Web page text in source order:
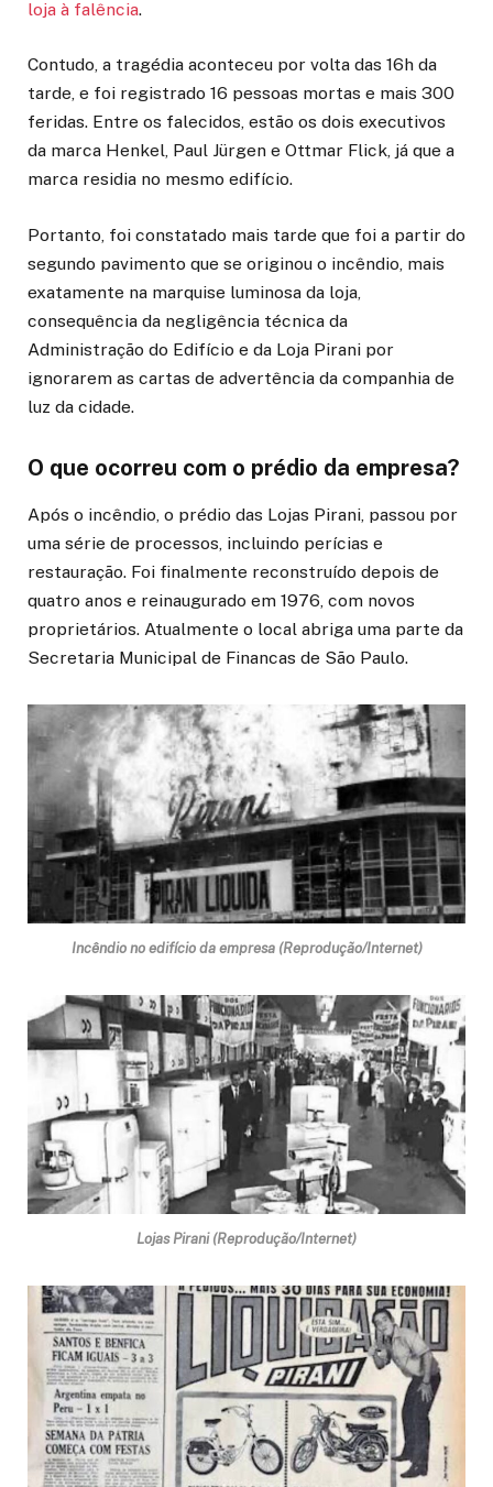
loja à falência.
Contudo, a tragédia aconteceu por volta das 16h da
tarde, e foi registrado 16 pessoas mortas e mais 300
feridas. Entre os falecidos, estão os dois executivos
da marca Henkel, Paul Jürgen e Ottmar Flick, já que a
marca residia no mesmo edifício.
Portanto, foi constatado mais tarde que foi a partir do
segundo pavimento que se originou o incêndio, mais
exatamente na marquise luminosa da loja,
consequência da negligência técnica da
Administração do Edifício e da Loja Pirani por
ignorarem as cartas de advertência da companhia de
luz da cidade.
O que ocorreu com o prédio da empresa?
Após o incêndio, o prédio das Lojas Pirani, passou por
uma série de processos, incluindo perícias e
restauração. Foi finalmente reconstruído depois de
quatro anos e reinaugurado em 1976, com novos
proprietários. Atualmente o local abriga uma parte da
Secretaria Municipal de Financas de São Paulo.
Incêndio no edifício da empresa (Reprodução/Internet)
Lojas Pirani (Reprodução/Internet)